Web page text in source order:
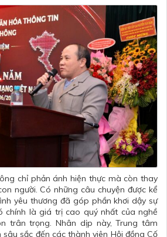
chỉ phản ánh hiện thực mà còn thay
người. Có những câu chuyện được kể
yêu thương đã góp phần khơi dậy sự
chính là giá trị cao quý nhất của nghề
trân trọng. Nhân dịp này, Trung tâm
sắc đến các thành viên Hội đồng Cố